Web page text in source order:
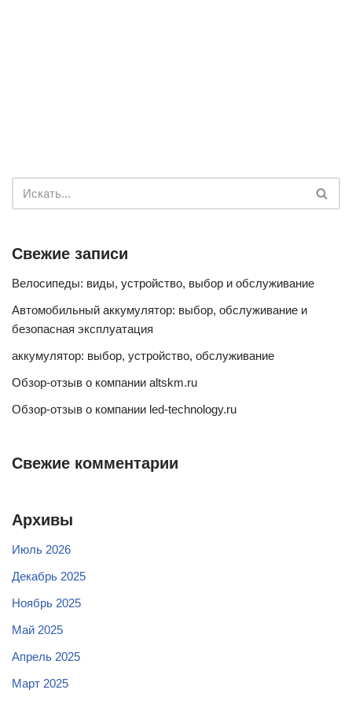
Свежие записи
Велосипеды: виды, устройство, выбор и обслуживание
Автомобильный аккумулятор: выбор, обслуживание и
безопасная эксплуатация
аккумулятор: выбор, устройство, обслуживание
Обзор-отзыв о компании altskm.ru
Обзор-отзыв о компании led-technology.ru
Свежие комментарии
Архивы
Июль 2026
Декабрь 2025
Ноябрь 2025
Май 2025
Апрель 2025
Март 2025